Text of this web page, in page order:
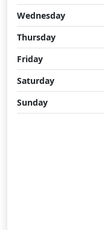
Wednesday
Thursday
Friday
Saturday
Sunday